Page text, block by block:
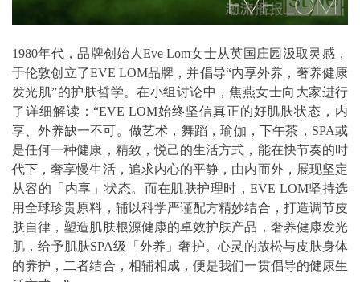
1980年代，品牌创始人Eve Lom女士从英国庄园汲取灵感，
于伦敦创立了EVE LOM品牌，并倡导“内享外养，奢养健康
发光肌”的护肤哲学。在小组讨论中，焦燕女士向大家进行
了详细解读：“EVE LOM始终坚信真正的好肌肤状态，内
享、外养缺一不可。做艺术，舞蹈，瑜伽，下午茶，SPA或
是任何一种健康，精致，悦己的生活方式，能在快节奏的时
代下，奢享慢生活，追求内心的平静，由内而外，展现坚定
从容的「内享」状态。而在肌肤护理时，EVE LOM坚持选
用全球珍贵原料，辅以科学严谨配方精妙结合，打造调节皮
肤自律，塑造肌肤根源健康的卓效护肤产品，奢养健康发光
肌，给予肌肤SPA级「外养」奢护。心灵的放松与皮肤身体
的养护，二者结合，相辅相成，便是我们一贯倡导的健康生